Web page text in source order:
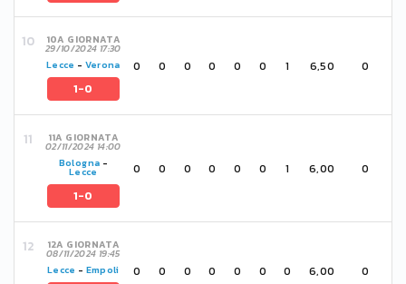
10A GIORNATA
29/10/2024 17:30
Lecce - Verona
1-0
0 0 0 0 0 0 1 6,50 0
11A GIORNATA
02/11/2024 14:00
Bologna -
Lecce
1-0
0 0 0 0 0 0 1 6,00 0
12A GIORNATA
08/11/2024 19:45
Lecce - Empoli 0 0 0 0 0 0 0 6,00 0